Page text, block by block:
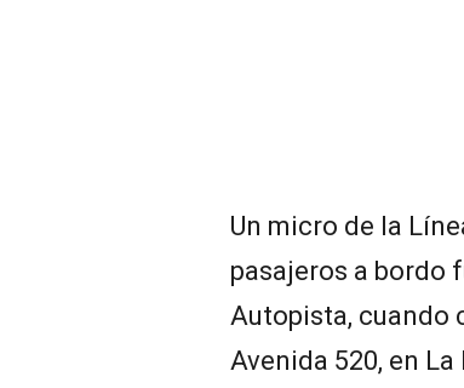
Un micro de la
pasajeros a bordo
Autopista, cuando
Avenida 520, en